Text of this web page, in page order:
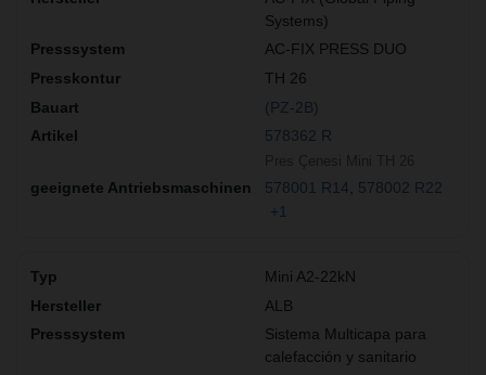
Systems)
AC-FIX PRESS DUO
TH 26
(PZ-2B)
578362 R
578001 R14
578002 R22
+1
Mini A2-22kN
ALB
Sistema Multicapa para
calefacción y sanitario